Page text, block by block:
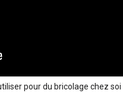
pour du bricolage chez soi